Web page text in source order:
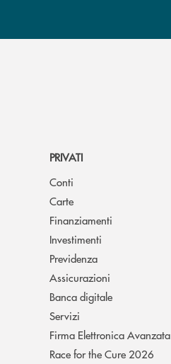
PRIVATI
Conti
Carte
Finanziamenti
Investimenti
Previdenza
Assicurazioni
Banca digitale
Servizi
Firma Elettronica Avanzata
Race for the Cure 2026